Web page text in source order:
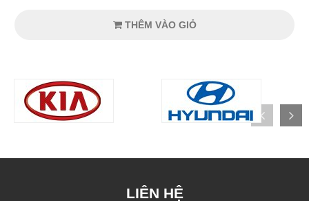
THÊM VÀO GIỎ
LIÊN HỆ